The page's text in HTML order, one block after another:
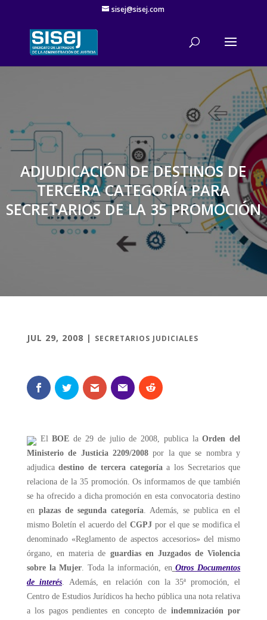
sisej@sisej.com
'
ADJUDICACIÓN DE DESTINOS DE
TERCERA CATEGORÍA PARA
SECRETARIOS DE LA 35 PROMOCIÓN
JUL 29, 2008 | SECRETARIOS JUDICIALES
ElBOE de 29 de julio de 2008, publica laOrden del
Ministerio de Justicia 2209/2008por la que se nombra y
adjudicadestino de tercera categoríaa los Secretarios que
relaciona de la 35 promoción. Os informamos de que también
se ha ofrecido a dicha promoción en esta convocatoria destino
en plazas de segunda categoría. Además, se publica en el
mismo Boletín el acuerdo delCGPJ por el que se modifica el
denominado «Reglamento de aspectos accesorios» del mismo
órgano, en materia de guardias en Juzgados de Violencia
sobre la Mujer. Toda la información, en Otros Documentos
de interés.
Además, en relación con la 35ª promoción, el
Centro de Estudios Jurídicos ha hecho pública una nota relativa
a los pagos pendientes en concepto de indemnización por